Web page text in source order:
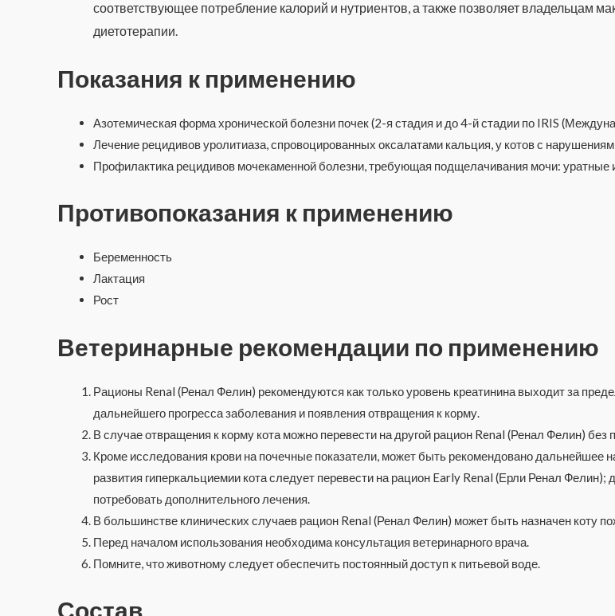
соответствующее потребление калорий и нутриентов, а также позволяет владельцам
диетотерапии.
Показания к применению
Азотемическая форма хронической болезни почек (2-я стадия и до 4-й стадии по IRIS
Лечение рецидивов уролитиаза, спровоцированных оксалатами кальция, у котов с
Профилактика рецидивов мочекаменной болезни, требующая подщелачивания мочи: уратные
Противопоказания к применению
Беременность
Лактация
Рост
Ветеринарные рекомендации по применению
Рационы Renal (Ренал Фелин) рекомендуются как только уровень креатинина выходит за
дальнейшего прогресса заболевания и появления отвращения к корму.
В случае отвращения к корму кота можно перевести на другой рацион Renal (Ренал Фелин) без
Кроме исследования крови на почечные показатели, может быть рекомендовано дальнейшее
развития гиперкальциемии кота следует перевести на рацион Early Renal (Ерли Ренал
потребовать дополнительного лечения.
В большинстве клинических случаев рацион Renal (Ренал Фелин) может быть назначен коту
Перед началом использования необходима консультация ветеринарного врача.
Помните, что животному следует обеспечить постоянный доступ к питьевой воде.
Состав